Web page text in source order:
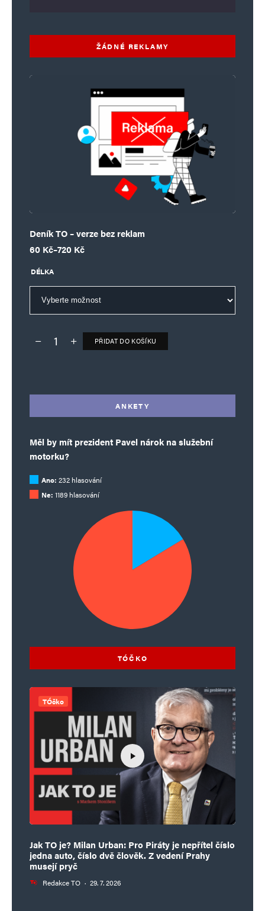
ŽÁDNÉ REKLAMY
Deník TO – verze bez reklam
60 Kč–720 Kč
Rozpětí cen: 60 Kč až 720 Kč
DÉLKA
Deník TO – verze bez reklam množství
PŘIDAT DO KOŠÍKU
ANKETY
Měl by mít prezident Pavel nárok na služební
motorku?
Ano: 232 hlasování
Ne: 1189 hlasování
TÓČKO
TÓčko
Jak TO je? Milan Urban: Pro Piráty je nepřítel číslo
jedna auto, číslo dvě člověk. Z vedení Prahy
musejí pryč
Redakce TO · 29. 7. 2026